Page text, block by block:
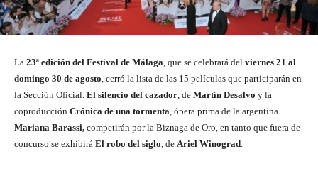
La 23ª edición del Festival de Málaga, que se celebrará del viernes 21 al
domingo 30 de agosto, cerró la lista de las 15 películas que participarán en
la Sección Oficial. El silencio del cazador, de Martín Desalvo y la
coproducción Crónica de una tormenta, ópera prima de la argentina
Mariana Barassi, competirán por la Biznaga de Oro, en tanto que fuera de
concurso se exhibirá El robo del siglo, de Ariel Winograd.